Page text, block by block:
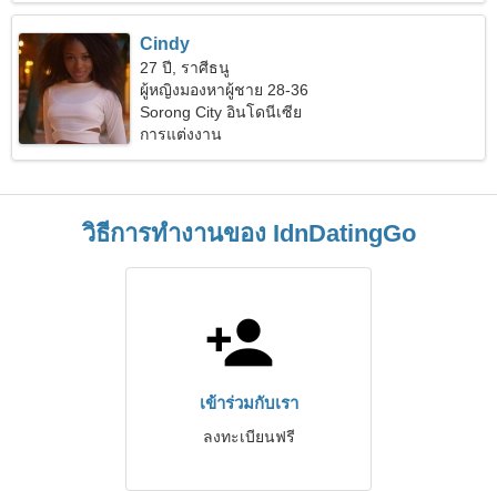
Cindy
27 ปี, ราศีธนู
ผู้หญิงมองหาผู้ชาย 28-36
Sorong City อินโดนีเซีย
การแต่งงาน
วิธีการทำงานของ IdnDatingGo
เข้าร่วมกับเรา
ลงทะเบียนฟรี